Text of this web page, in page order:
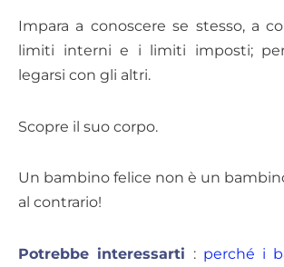
Impara a conoscere se stesso, a
limiti interni e i limiti imposti;
legarsi con gli altri.
Scopre il suo corpo.
Un bambino felice non è un
al contrario!
Potrebbe interessarti : perché i